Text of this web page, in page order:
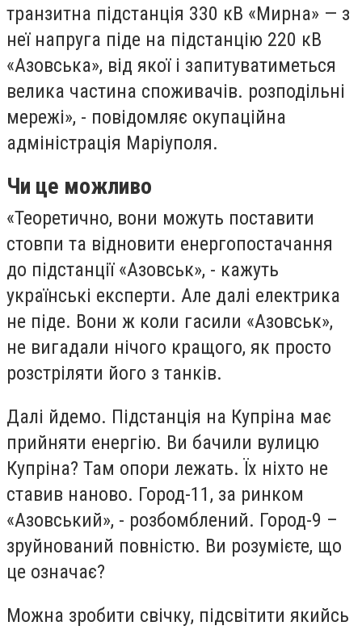
транзитна підстанція 330 кВ «Мирна» — з
неї напруга піде на підстанцію 220 кВ
«Азовська», від якої і запитуватиметься
велика частина споживачів. розподільні
мережі», - повідомляє окупаційна
адміністрація Маріуполя.
Чи це можливо
«Теоретично, вони можуть поставити
стовпи та відновити енергопостачання
до підстанції «Азовськ», - кажуть
українські експерти. Але далі електрика
не піде. Вони ж коли гасили «Азовськ»,
не вигадали нічого кращого, як просто
розстріляти його з танків.
Далі йдемо. Підстанція на Купріна має
прийняти енергію. Ви бачили вулицю
Купріна? Там опори лежать. Їх ніхто не
ставив наново. Город-11, за ринком
«Азовський», - розбомблений. Город-9 –
зруйнований повністю. Ви розумієте, що
це означає?
Можна зробити свічку, підсвітити якийсь